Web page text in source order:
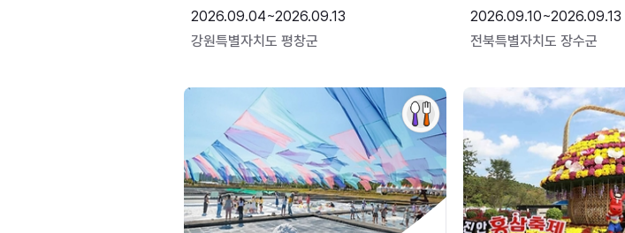
2026.09.04~2026.09.13
강원특별자치도 평창군
2026.09.10~2026.09.13
전북특별자치도 장수군